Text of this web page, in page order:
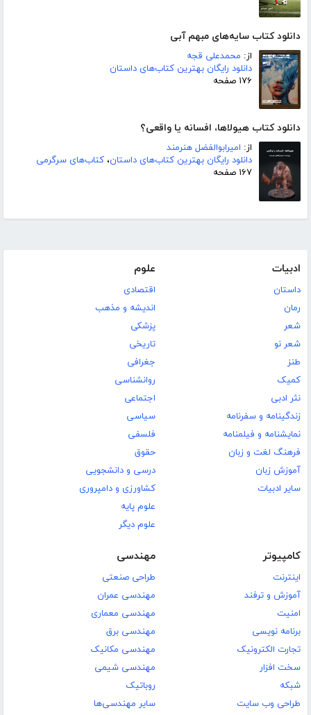
دانلود کتاب سایه‌های مبهم آبی
از: محمدعلی قجه
دانلود رایگان بهترین کتاب‌های داستان
۱۷۶ صفحه
دانلود کتاب هیولاها، افسانه یا واقعی؟
از: امیرابوالفضل هنرمند
دانلود رایگان بهترین کتاب‌های داستان، کتاب‌های سرگرمی
۱۶۷ صفحه
ادبیات
داستان
رمان
شعر
شعر نو
طنز
کمیک
نثر ادبی
زندگینامه و سفرنامه
نمایشنامه و فیلمنامه
فرهنگ لغت و زبان
آموزش زبان
سایر ادبیات
علوم
اقتصادی
اندیشه و مذهب
پزشکی
تاریخی
جغرافی
روانشناسی
اجتماعی
سیاسی
فلسفی
حقوق
درسی و دانشجویی
کشاورزی و دامپروری
علوم پایه
علوم دیگر
کامپیوتر
اینترنت
آموزش و ترفند
امنیت
برنامه نویسی
تجارت الکترونیک
سخت افزار
شبکه
طراحی وب سایت
مهندسی
طراحی صنعتی
مهندسی عمران
مهندسی معماری
مهندسی برق
مهندسی مکانیک
مهندسی شیمی
روباتیک
سایر مهندسی‌ها